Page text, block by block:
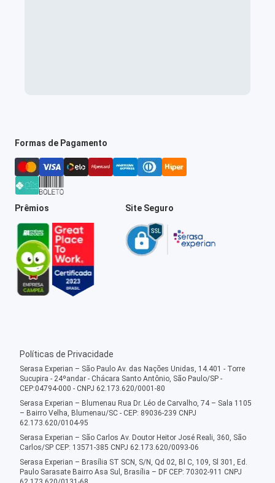
Formas de Pagamento
Prêmios Site Seguro
Políticas de Privacidade
Serasa Experian – São Paulo Av. das Nações Unidas, 14.401 - Torre
Sucupira - 24ºandar - Chácara Santo Antônio, São Paulo/SP -
CEP:04794-000 - CNPJ 62.173.620/0001-80
Serasa Experian – Blumenau Rua Dr. Léo de Carvalho, 74 – Sala 1105
– Bairro Velha, Blumenau/SC - CEP: 89036-239 CNPJ
62.173.620/0104-95
Serasa Experian – São Carlos Av. Doutor Heitor José Reali, 360, São
Carlos/SP CEP: 13571-385 CNPJ 62.173.620/0093-06
Serasa Experian – Brasília ST SCN, S/N, Qd 02, Bl C, 109, Sl 301, Ed.
Paulo Sarasate Bairro Asa Sul, Brasília – DF CEP: 70302-911 CNPJ